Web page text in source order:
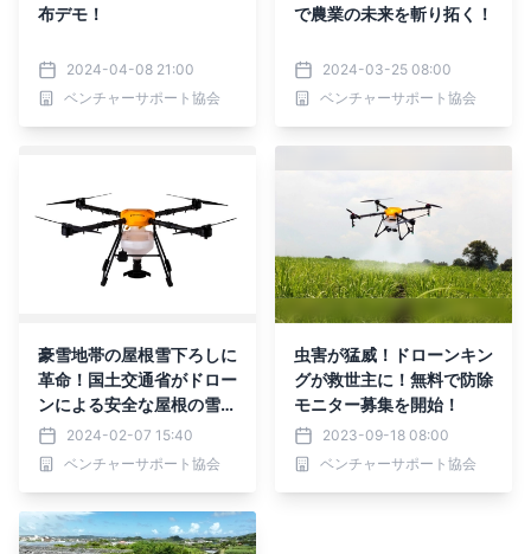
布デモ！
2024-04-08 21:00
ベンチャーサポート協会
で農業の未来を斬り拓く！
2024-03-25 08:00
ベンチャーサポート協会
豪雪地帯の屋根雪下ろしに
革命！国土交通省がドロー
ンによる安全な屋根の雪下
ろしを本格支援
2024-02-07 15:40
ベンチャーサポート協会
虫害が猛威！ドローンキン
グが救世主に！無料で防除
モニター募集を開始！
2023-09-18 08:00
ベンチャーサポート協会